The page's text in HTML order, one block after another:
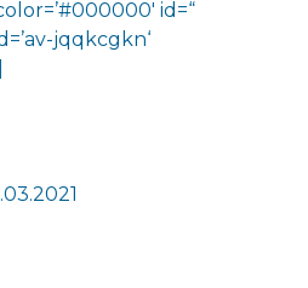
id=“
jqqkcgkn‘